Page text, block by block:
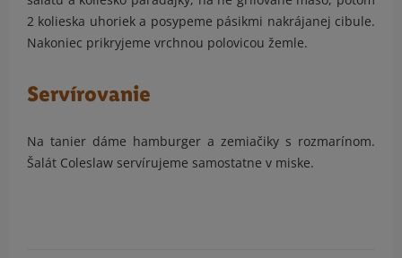
2 kolieska uhoriek a posypeme pásikmi nakrájanej cibule.
Nakoniec prikryjeme vrchnou polovicou žemle.
Servírovanie
Na tanier dáme hamburger a zemiačiky s rozmarínom.
Šalát Coleslaw servírujeme samostatne v miske.